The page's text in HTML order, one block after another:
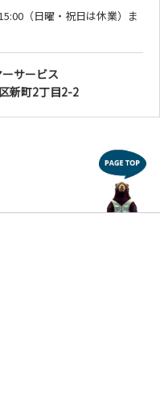
（日曜・祝日は休業）ま
サービス
新町2丁目2-2